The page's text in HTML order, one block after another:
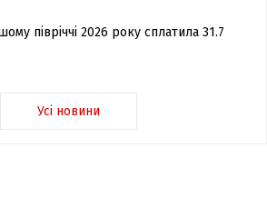
півріччі 2026 року сплатила 31.7
Усі новини